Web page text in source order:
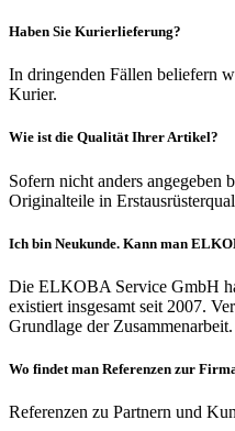
Haben Sie Kurierlieferung?
In dringenden Fällen beliefern
Kurier.
Wie ist die Qualität Ihrer Artikel?
Sofern nicht anders angegeben
Originalteile in
Ich bin Neukunde. Kann man
Die ELKOBA Service GmbH
existiert insgesamt seit 2007.
Grundlage der Zusammenarbeit.
Wo findet man Referenzen zur
Referenzen zu Partnern und